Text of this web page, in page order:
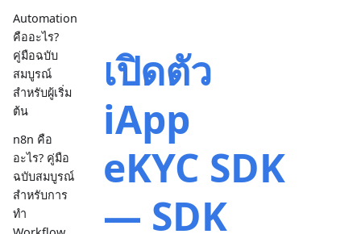
Automation
คืออะไร?
คู่มือฉบับ
สมบูรณ์
สำหรับผู้เริ่ม
ต้น
n8n คือ
อะไร? คู่มือ
ฉบับสมบูรณ์
สำหรับการ
ทำ
เปิดตัว
iApp
eKYC SDK
— SDK